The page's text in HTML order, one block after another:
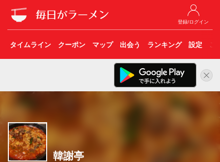
登録/ログイン
タイムライン クーポン マップ 出会う ランキング 設定 こ
韓謝亭